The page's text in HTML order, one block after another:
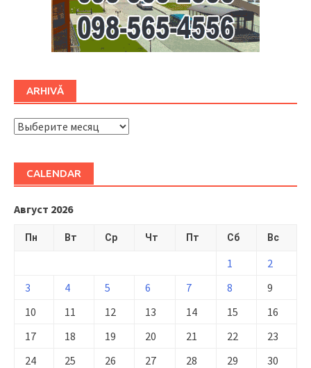
ARHIVĂ
ARHIVĂ
CALENDAR
Август 2026
Пн Вт Ср Чт Пт Сб Вс
1
2
3
4 5 6 7 8
9
10
11 12 13 14 15
16
17
18 19 20 21 22
23
24
25 26 27 28 29
30